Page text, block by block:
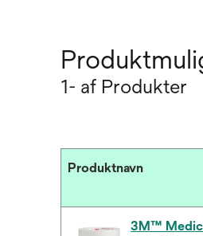
1- af Produkter
Produktnavn
3M™